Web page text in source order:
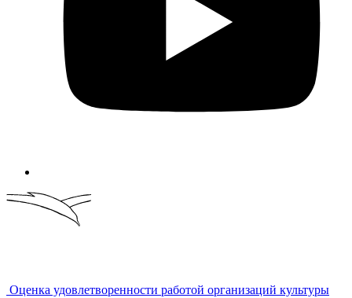
Оценка удовлетворенности работой организаций культуры